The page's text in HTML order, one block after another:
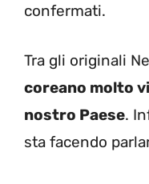
confermati.
Tra gli originali
coreano molto
nostro Paese.
sta facendo